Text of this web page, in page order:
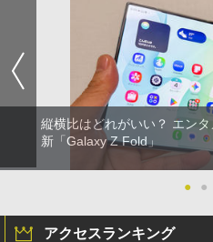
縦横比はどれがいい？ エン
新「Galaxy Z Fold」
● ●
アクセスランキング